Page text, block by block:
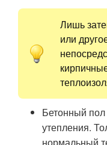
Лишь
или
Бетонный пол
утепления.
нормальный